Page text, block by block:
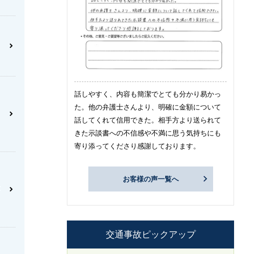
話しやすく、内容も簡潔でとても分かり易かっ
た。他の弁護士さんより、明確に金額について
話してくれて信用できた。相手方より送られて
きた示談書への不信感や不満に思う気持ちにも
寄り添ってくださり感謝しております。
お客様の声一覧へ
交通事故ピックアップ